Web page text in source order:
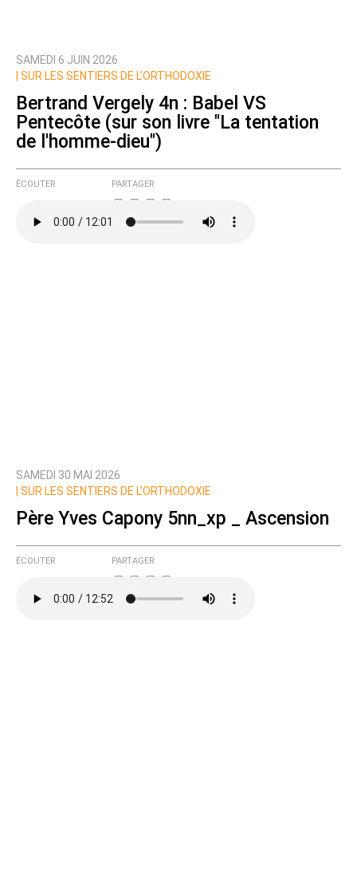
SAMEDI 6 JUIN 2026
SUR LES SENTIERS DE L’ORTHODOXIE
Bertrand Vergely 4n : Babel VS
Pentecôte (sur son livre "La tentation
de l'homme-dieu")
ÉCOUTER PARTAGER
SAMEDI 30 MAI 2026
SUR LES SENTIERS DE L’ORTHODOXIE
Père Yves Capony 5nn_xp _ Ascension
ÉCOUTER PARTAGER